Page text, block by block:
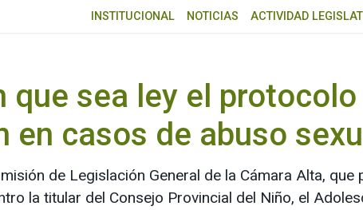
INSTITUCIONAL NOTICIAS ACTIVIDAD
que sea ley el
en casos de abuso
de Legislación General de la Cámara Alta,
la titular del Consejo Provincial del Niño, el